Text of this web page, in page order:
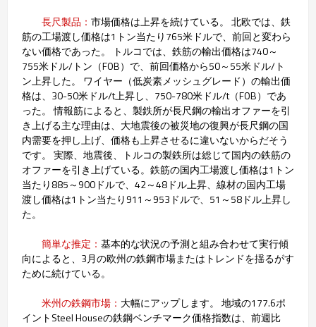
長尺製品： 市場価格は上昇を続けている。 北欧では、鉄
筋の工場渡し価格は1トン当たり765米ドルで、前回と変わら
ない価格であった。 トルコでは、鉄筋の輸出価格は740～
755米ドル/トン（FOB）で、前回価格から50～55米ドル/ト
ン上昇した。 ワイヤー（低炭素メッシュグレード）の輸出価
格は、30-50米ドル/t上昇し、750-780米ドル/t（FOB）であ
った。 情報筋によると、製鉄所が長尺鋼の輸出オファーを引
き上げる主な理由は、大地震後の被災地の復興が長尺鋼の国
内需要を押し上げ、価格も上昇させるに違いないからだそう
です。 実際、地震後、トルコの製鉄所は総じて国内の鉄筋の
オファーを引き上げている。鉄筋の国内工場渡し価格は1トン
当たり885～900ドルで、42～48ドル上昇、線材の国内工場
渡し価格は1トン当たり911～953ドルで、51～58ドル上昇し
た。
簡単な推定： 基本的な状況の予測と組み合わせて実行傾
向によると、3月の欧州の鉄鋼市場またはトレンドを揺るがす
ために続けている。
米州の鉄鋼市場： 大幅にアップします。 地域の177.6ポ
イントSteel Houseの鉄鋼ベンチマーク価格指数は、前週比